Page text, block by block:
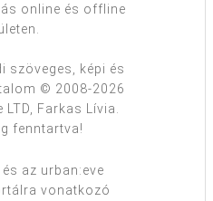
online és offline
szöveges, képi és
© 2008-2026
Farkas Lívia.
fenntartva!
az urban:eve
vonatkozó